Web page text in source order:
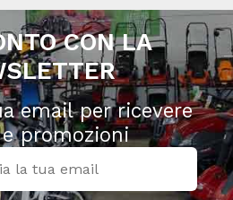
CON LA
email per ricevere
promozioni